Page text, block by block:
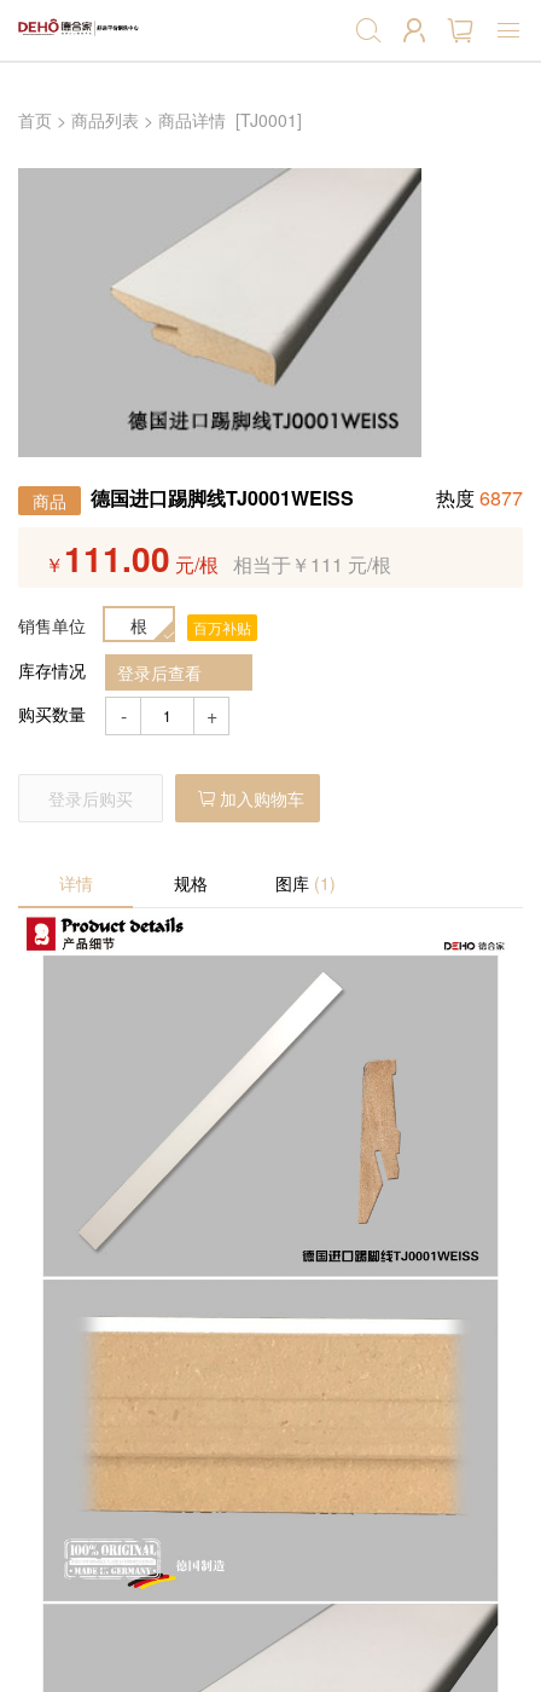
首页
强化地板
软木地板
软木墙板
产品预售
定制产品
首页 > 商品列表 > 商品详情 [TJ0001]
商品 德国进口踢脚线TJ0001WEISS 热度6877
￥111.00 元/根 相当于￥111 元/根
销售单位 根 百万补贴
库存情况
登录后查看
购买数量
- +
登录后购买 加入购物车
详情 规格 图库 (1)